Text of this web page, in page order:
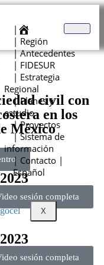
|
| Región
| Antecedentes
| FIDESUR
| Estrategia
Regional
| Planes y
estudio
| Proyectos
| Sistema de
información
| Contacto |
Español
X
civil con
en los
México
sesión completa
sesión completa